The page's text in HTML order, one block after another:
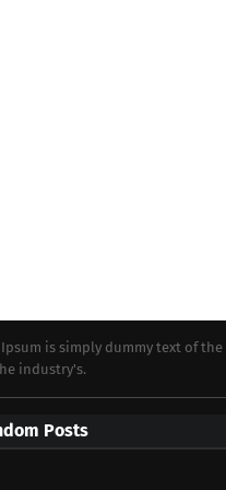
Ipsum is simply dummy text of
industry's.
Posts